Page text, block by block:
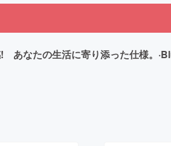
あなたの生活に寄り添った仕様。